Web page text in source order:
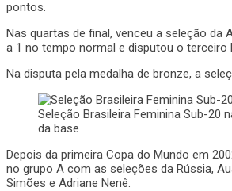
pontos.
Nas quartas de final, venceu a seleção da
a 1 no tempo normal e disputou o terceiro
Na disputa pela medalha de bronze, a
Seleção Brasileira Feminina Sub-20
da base
Depois da primeira Copa do Mundo em
no grupo A com as seleções da Rússia,
Simões e Adriane Nenê.